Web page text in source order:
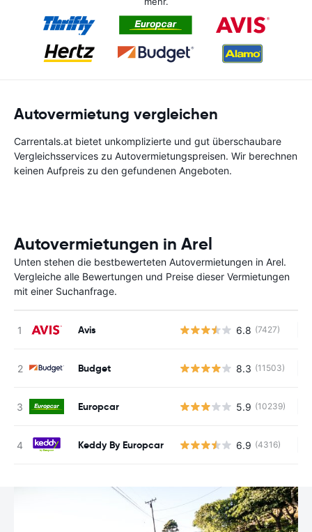
Autovermietung vergleichen
Carrentals.at bietet unkomplizierte und gut überschaubare
Vergleichsservices zu Autovermietungspreisen. Wir berechnen
keinen Aufpreis zu den gefundenen Angeboten.
Autovermietungen in Arel
Unten stehen die bestbewerteten Autovermietungen in Arel.
Vergleiche alle Bewertungen und Preise dieser Vermietungen
mit einer Suchanfrage.
Avis 6.8 (7427)
Budget 8.3 (11503)
Europcar 5.9 (10239)
Keddy By Europcar 6.9 (4316)